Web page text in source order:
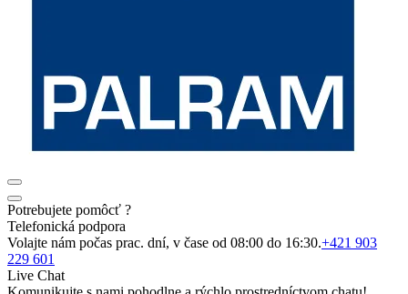
Potrebujete pomôcť ?
Telefonická podpora
Volajte nám počas prac. dní, v čase od 08:00 do 16:30.+421 903
229 601
Live Chat